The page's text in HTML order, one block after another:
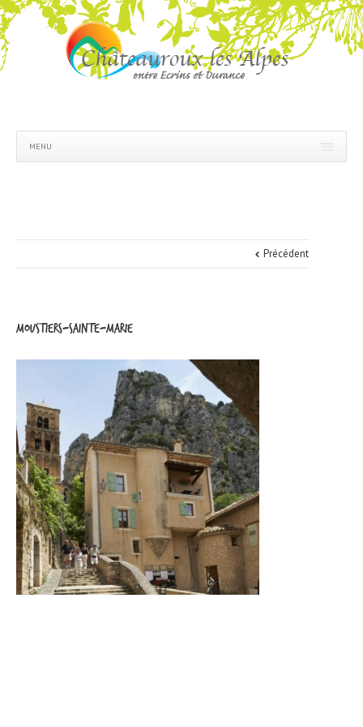
MENU
Précédent
moustiers-sainte-marie